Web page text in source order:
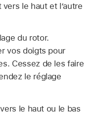
le haut et l’autre
du rotor.
vos doigts pour
Cessez de les faire
le réglage
le haut ou le bas